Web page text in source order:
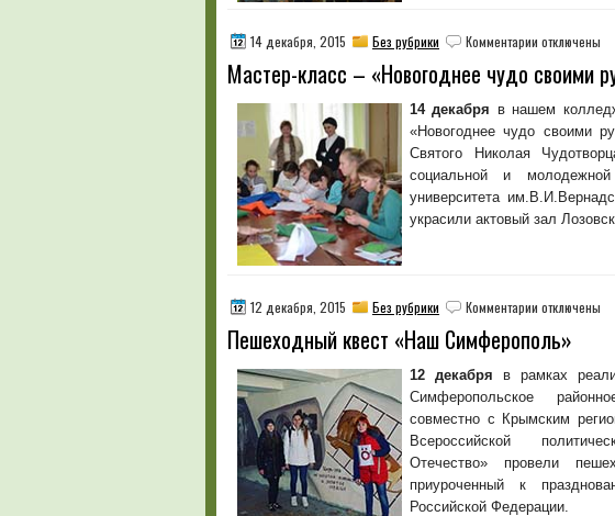
14 декабря, 2015 Без рубрики Комментарии к
Мастер-
–
«Новогоднее
чудо
своими
руками»
отключены
Мастер-класс – «Новогоднее чудо своими
14 декабря в нашем
«Новогоднее чудо своими
Святого Николая
социальной и
университета
украсили актовый зал
12 декабря, 2015 Без рубрики Комментарии к
Пешеходный
«Наш
отключены
Пешеходный квест «Наш Симферополь»
12 декабря в рамках
Симферопольское
совместно с Крымским
Всероссийской
Отечество» провели
приуроченный к
Российской Федерации.